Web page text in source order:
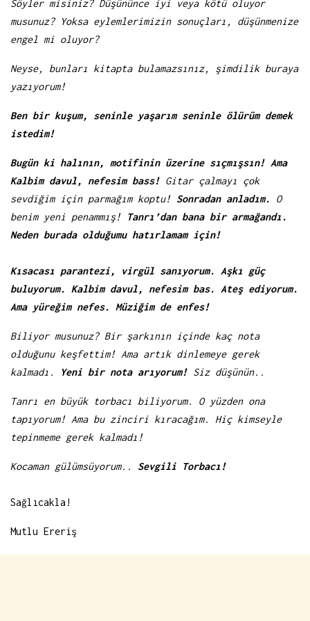
Söyler misiniz? Düşününce iyi veya kötü oluyor
musunuz? Yoksa eylemlerimizin sonuçları, düşünmenize
engel mi oluyor?
Neyse, bunları kitapta bulamazsınız, şimdilik buraya
yazıyorum!
Ben bir kuşum, seninle yaşarım seninle ölürüm demek
istedim!
Bugün ki halının, motifinin üzerine sıçmışsın! Ama
Kalbim davul, nefesim bass! Gitar çalmayı çok
sevdiğim için parmağım koptu! Sonradan anladım. O
benim yeni penammış! Tanrı’dan bana bir armağandı.
Neden burada olduğumu hatırlamam için!
Kısacası parantezi, virgül sanıyorum. Aşkı güç
buluyorum. Kalbim davul, nefesim bas. Ateş ediyorum.
Ama yüreğim nefes. Müziğim de enfes!
Biliyor musunuz? Bir şarkının içinde kaç nota
olduğunu keşfettim! Ama artık dinlemeye gerek
kalmadı.
Yeni bir nota arıyorum! Siz düşünün..
Tanrı en büyük torbacı biliyorum. O yüzden ona
tapıyorum! Ama bu zinciri kıracağım. Hiç kimseyle
tepinmeme gerek kalmadı!
Kocaman gülümsüyorum.. Sevgili Torbacı!
Sağlıcakla!
Mutlu Ereriş